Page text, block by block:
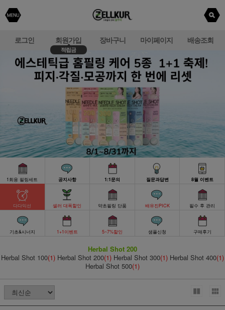
로그인 회원가입
적립금
장바구니 마이페이지 배송조회
1회용 필링세트 공지사항 1:1문의 질문과답변 8월 이벤트
다다익선 셀러 대폭할인 약초필링 단품 배유진PICK 필수 후 관리
기초&시너지 1+1이벤트 5~7%할인 샘플신청 구매후기
Herbal Shot 200
Herbal Shot 100(1) Herbal Shot 200(1) Herbal Shot 300(1) Herbal Shot 400(1)
Herbal Shot 500(1)